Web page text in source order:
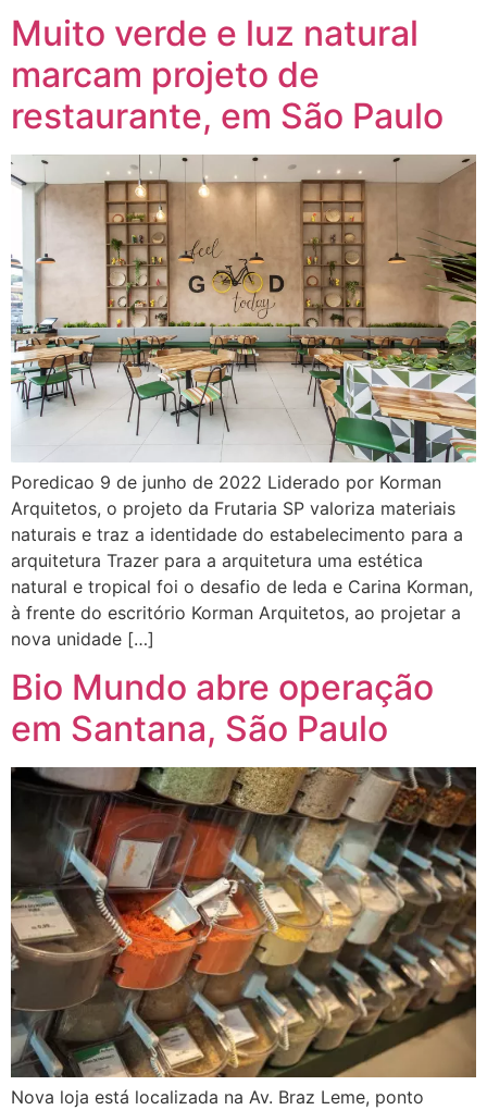
Muito verde e luz natural
marcam projeto de
restaurante, em São Paulo
Poredicao 9 de junho de 2022 Liderado por Korman
Arquitetos, o projeto da Frutaria SP valoriza materiais
naturais e traz a identidade do estabelecimento para a
arquitetura Trazer para a arquitetura uma estética
natural e tropical foi o desafio de Ieda e Carina Korman,
à frente do escritório Korman Arquitetos, ao projetar a
nova unidade […]
Bio Mundo abre operação
em Santana, São Paulo
Nova loja está localizada na Av. Braz Leme, ponto